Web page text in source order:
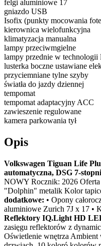
felgi aluminiowe 17
gniazdo USB
Isofix (punkty mocowania
kierownica wielofunkcyjna
klimatyzacja manualna
lampy przeciwmgielne
lampy przednie w technologii
lusterka boczne ustawiane
przyciemniane tylne szyby
światła do jazdy dziennej
tempomat
tempomat adaptacyjny ACC
zawieszenie regulowane
kamera parkowania tył
Opis
Volkswagen Tiguan Life
automatyczna, DSG 7-
NOWY Rocznik: 2026
"Dolphin" metalik Kolor
dodatkowe: • Opony
aluminiowe Zurich 7J x 17 •
Reflektory IQ.Light HD
zasięgu reflektorów z
Oświetlenie wnętrza Ambient